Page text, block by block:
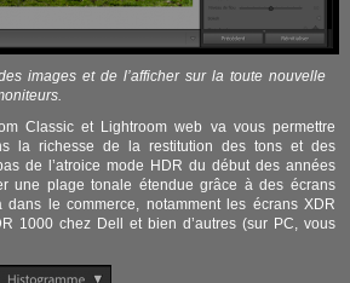
images et de l’afficher sur la toute nouvelle
Classic et Lightroom web va vous permettre
la richesse de la restitution des tons et des
de l’atroice mode HDR du début des années
une plage tonale étendue grâce à des écrans
le commerce, notamment les écrans XDR
1000 chez Dell et bien d’autres (sur PC, vous